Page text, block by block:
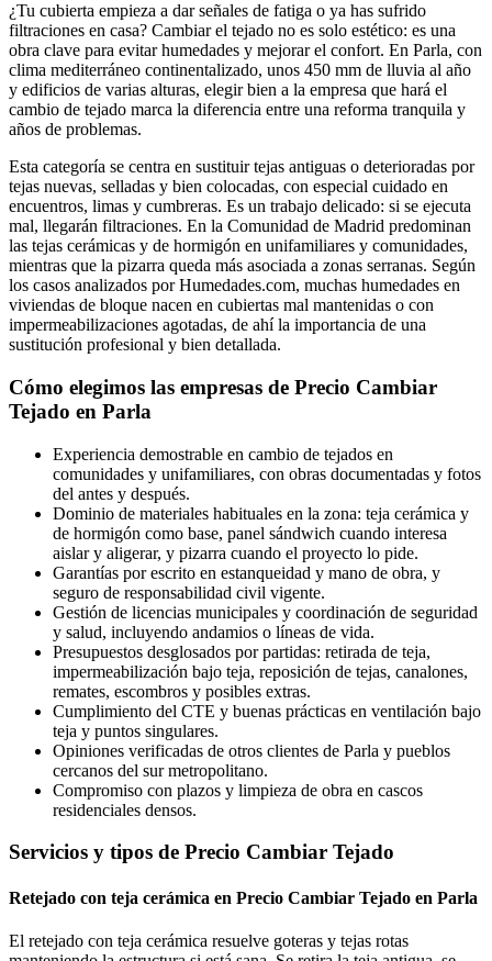
¿Tu cubierta empieza a dar señales de fatiga o ya has sufrido
filtraciones en casa? Cambiar el tejado no es solo estético: es una
obra clave para evitar humedades y mejorar el confort. En Parla, con
clima mediterráneo continentalizado, unos 450 mm de lluvia al año
y edificios de varias alturas, elegir bien a la empresa que hará el
cambio de tejado marca la diferencia entre una reforma tranquila y
años de problemas.
Esta categoría se centra en sustituir tejas antiguas o deterioradas por
tejas nuevas, selladas y bien colocadas, con especial cuidado en
encuentros, limas y cumbreras. Es un trabajo delicado: si se ejecuta
mal, llegarán filtraciones. En la Comunidad de Madrid predominan
las tejas cerámicas y de hormigón en unifamiliares y comunidades,
mientras que la pizarra queda más asociada a zonas serranas. Según
los casos analizados por Humedades.com, muchas humedades en
viviendas de bloque nacen en cubiertas mal mantenidas o con
impermeabilizaciones agotadas, de ahí la importancia de una
sustitución profesional y bien detallada.
Cómo elegimos las empresas de Precio Cambiar
Tejado en Parla
Experiencia demostrable en cambio de tejados en
comunidades y unifamiliares, con obras documentadas y fotos
del antes y después.
Dominio de materiales habituales en la zona: teja cerámica y
de hormigón como base, panel sándwich cuando interesa
aislar y aligerar, y pizarra cuando el proyecto lo pide.
Garantías por escrito en estanqueidad y mano de obra, y
seguro de responsabilidad civil vigente.
Gestión de licencias municipales y coordinación de seguridad
y salud, incluyendo andamios o líneas de vida.
Presupuestos desglosados por partidas: retirada de teja,
impermeabilización bajo teja, reposición de tejas, canalones,
remates, escombros y posibles extras.
Cumplimiento del CTE y buenas prácticas en ventilación bajo
teja y puntos singulares.
Opiniones verificadas de otros clientes de Parla y pueblos
cercanos del sur metropolitano.
Compromiso con plazos y limpieza de obra en cascos
residenciales densos.
Servicios y tipos de Precio Cambiar Tejado
Retejado con teja cerámica en Precio Cambiar Tejado en Parla
El retejado con teja cerámica resuelve goteras y tejas rotas